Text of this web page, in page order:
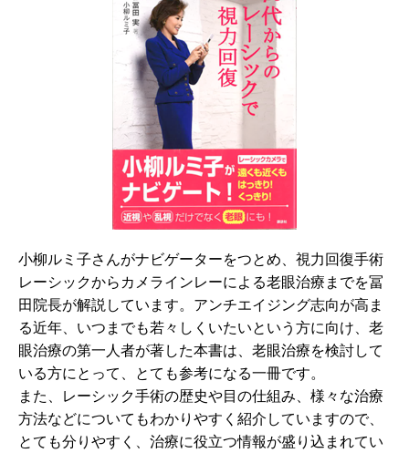
小柳ルミ子さんがナビゲーターをつとめ、視力回復手術
レーシックからカメラインレーによる老眼治療までを冨
田院長が解説しています。アンチエイジング志向が高ま
る近年、いつまでも若々しくいたいという方に向け、老
眼治療の第一人者が著した本書は、老眼治療を検討して
いる方にとって、とても参考になる一冊です。
また、レーシック手術の歴史や目の仕組み、様々な治療
方法などについてもわかりやすく紹介していますので、
とても分りやすく、治療に役立つ情報が盛り込まれてい